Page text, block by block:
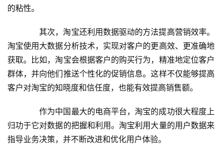
的粘性。
其次，淘宝还利用数据驱动的方法提高营销效率。
淘宝使用大数据分析技术，实现对客户的更高效、更准确地
获取。比如，淘宝会根据客户的购买行为，精准地定位客户
群体，并向他们推送个性化的促销信息。这样不仅能够提高
客户对淘宝的知晓度和信任度，也能有效提高销售额。
作为中国最大的电商平台，淘宝的成功很大程度上
归功于它对数据的把握和利用。淘宝利用大量的用户数据来
指导业务决策，并不断改进和优化用户体验。